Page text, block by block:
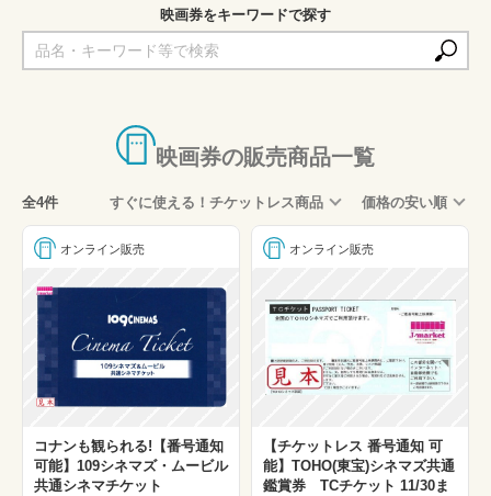
映画券をキーワードで探す
映画券の販売商品一覧
全4件 すぐに使える！チケットレス商品 価格の安い順
オンライン販売
コナンも観られる!【番号通知
可能】109シネマズ・ムービル
共通シネマチケット
オンライン販売
【チケットレス 番号通知 可
能】TOHO(東宝)シネマズ共通
鑑賞券 TCチケット 11/30ま